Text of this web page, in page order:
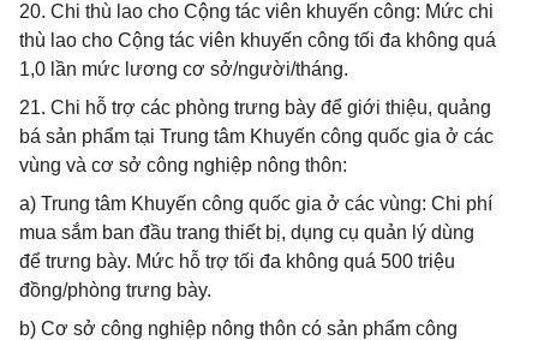
20. Chi thù lao cho Cộng tác viên khuyến công: Mức chi
thù lao cho Cộng tác viên khuyến công tối đa không quá
1,0 lần mức lương cơ sở/người/tháng.
21. Chi hỗ trợ các phòng trưng bày để giới thiệu, quảng
bá sản phẩm tại Trung tâm Khuyến công quốc gia ở các
vùng và cơ sở công nghiệp nông thôn:
a) Trung tâm Khuyến công quốc gia ở các vùng: Chi phí
mua sắm ban đầu trang thiết bị, dụng cụ quản lý dùng
để trưng bày. Mức hỗ trợ tối đa không quá 500 triệu
đồng/phòng trưng bày.
b) Cơ sở công nghiệp nông thôn có sản phẩm công